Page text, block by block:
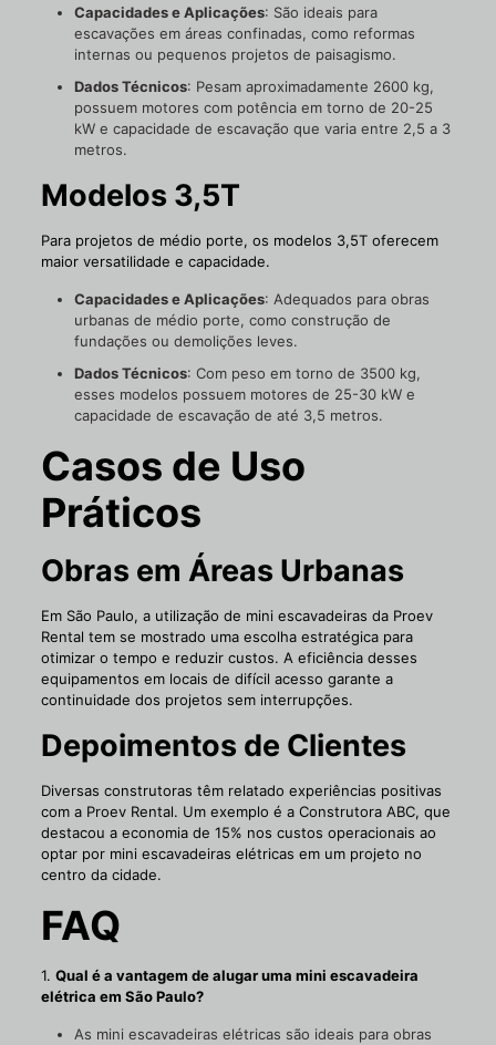
Capacidades e Aplicações: São ideais para
escavações em áreas confinadas, como reformas
internas ou pequenos projetos de paisagismo.
Dados Técnicos: Pesam aproximadamente 2600 kg,
possuem motores com potência em torno de 20-25
kW e capacidade de escavação que varia entre 2,5 a 3
metros.
Modelos 3,5T
Para projetos de médio porte, os modelos 3,5T oferecem
maior versatilidade e capacidade.
Capacidades e Aplicações: Adequados para obras
urbanas de médio porte, como construção de
fundações ou demolições leves.
Dados Técnicos: Com peso em torno de 3500 kg,
esses modelos possuem motores de 25-30 kW e
capacidade de escavação de até 3,5 metros.
Casos de Uso
Práticos
Obras em Áreas Urbanas
Em São Paulo, a utilização de mini escavadeiras da Proev
Rental tem se mostrado uma escolha estratégica para
otimizar o tempo e reduzir custos. A eficiência desses
equipamentos em locais de difícil acesso garante a
continuidade dos projetos sem interrupções.
Depoimentos de Clientes
Diversas construtoras têm relatado experiências positivas
com a Proev Rental. Um exemplo é a Construtora ABC, que
destacou a economia de 15% nos custos operacionais ao
optar por mini escavadeiras elétricas em um projeto no
centro da cidade.
FAQ
1. Qual é a vantagem de alugar uma mini escavadeira
elétrica em São Paulo?
As mini escavadeiras elétricas são ideais para obras